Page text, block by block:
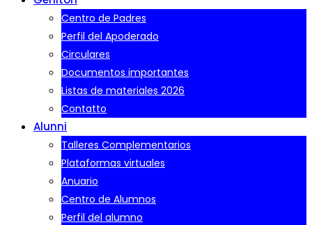
Centro de Padres
Perfil del Apoderado
Circulares
Documentos importantes
Listas de materiales 2026
Contatto
Alunni
Talleres Complementarios
Plataformas virtuales
Anuario
Centro de Alumnos
Perfil del alumno